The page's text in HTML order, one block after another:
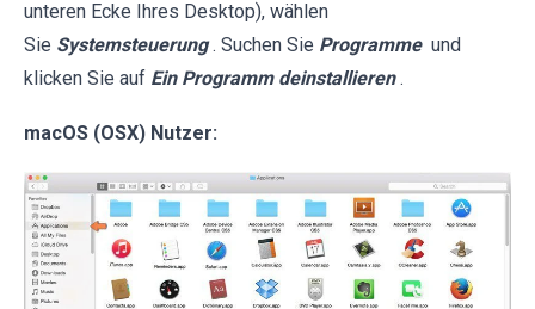
unteren Ecke Ihres Desktop), wählen
Sie Systemsteuerung . Suchen Sie Programme und
klicken Sie auf Ein Programm deinstallieren .
macOS (OSX) Nutzer: